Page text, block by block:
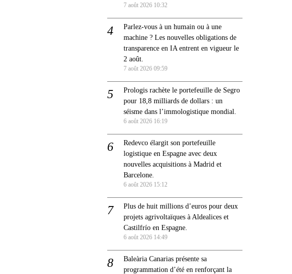
7 août 2026 10:32
Parlez-vous à un humain ou à une
machine ? Les nouvelles obligations de
transparence en IA entrent en vigueur le
2 août.
7 août 2026 09:59
Prologis rachète le portefeuille de Segro
pour 18,8 milliards de dollars : un
séisme dans l’immologistique mondial.
6 août 2026 16:19
Redevco élargit son portefeuille
logistique en Espagne avec deux
nouvelles acquisitions à Madrid et
Barcelone.
6 août 2026 15:12
Plus de huit millions d’euros pour deux
projets agrivoltaïques à Aldealices et
Castilfrío en Espagne.
6 août 2026 14:49
Baleària Canarias présente sa
programmation d’été en renforçant la